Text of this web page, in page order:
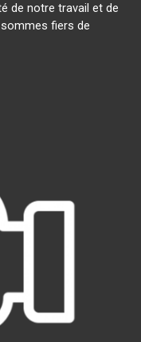
de notre travail et de
fiers de